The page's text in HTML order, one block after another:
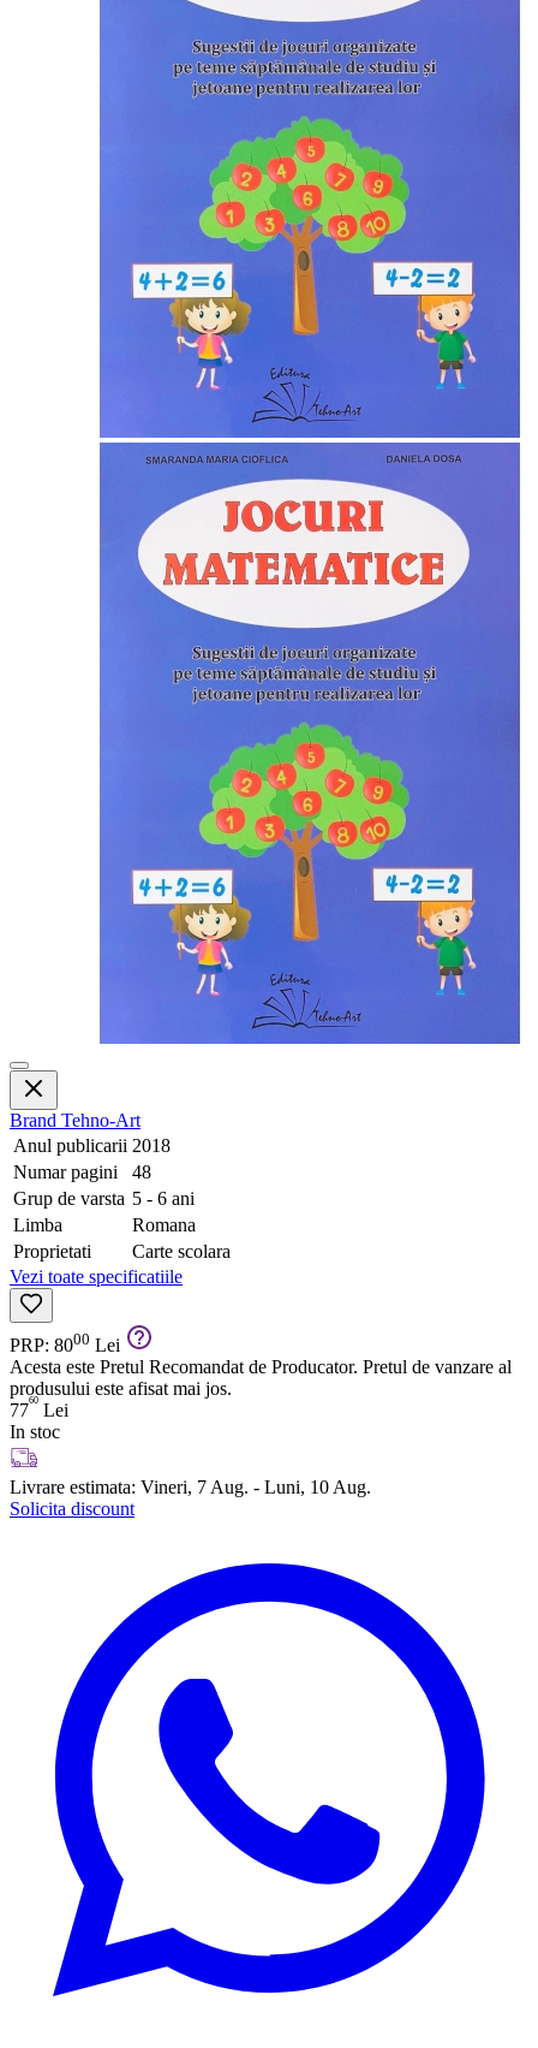
Brand Tehno-Art
Anul publicarii 2018
Numar pagini
48
Grup de varsta 5 - 6 ani
Limba
Romana
Proprietati
Carte scolara
Vezi toate specificatiile
PRP: 8000 Lei
Acesta este Pretul Recomandat de Producator. Pretul de vanzare al
produsului este afisat mai jos.
7760 Lei
In stoc
Livrare estimata: Vineri, 7 Aug. - Luni, 10 Aug.
Solicita discount